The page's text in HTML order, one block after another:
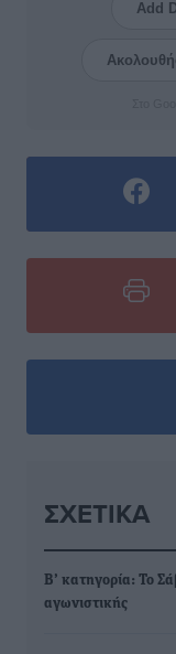
Add
ΣΧΕΤΙΚΆ
Β’ κατηγορία: Το
αγωνιστικής